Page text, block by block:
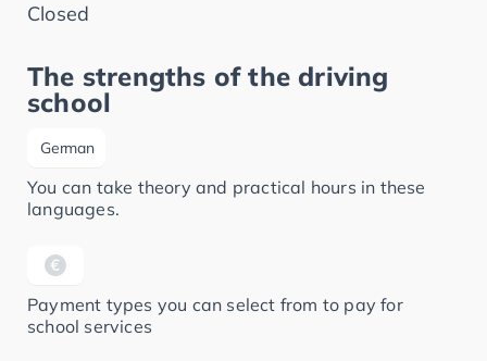
Closed
The strengths of the driving
school
German
You can take theory and practical hours in these
languages.
Payment types you can select from to pay for
school services